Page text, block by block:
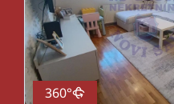
360°